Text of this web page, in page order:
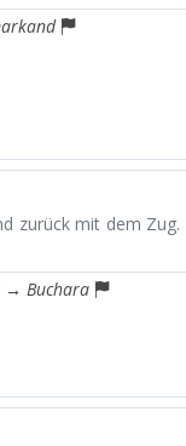
zurück mit dem Zug.
→ Buchara